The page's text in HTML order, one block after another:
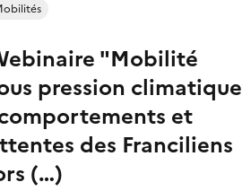
"Mobilité
pression climatique
et
des Franciliens
(…)